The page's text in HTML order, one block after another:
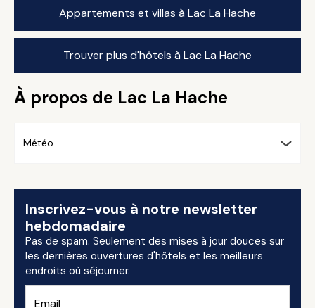
Appartements et villas à Lac La Hache
Trouver plus d'hôtels à Lac La Hache
À propos de Lac La Hache
Météo
Inscrivez-vous à notre newsletter
hebdomadaire
Pas de spam. Seulement des mises à jour douces sur
les dernières ouvertures d'hôtels et les meilleurs
endroits où séjourner.